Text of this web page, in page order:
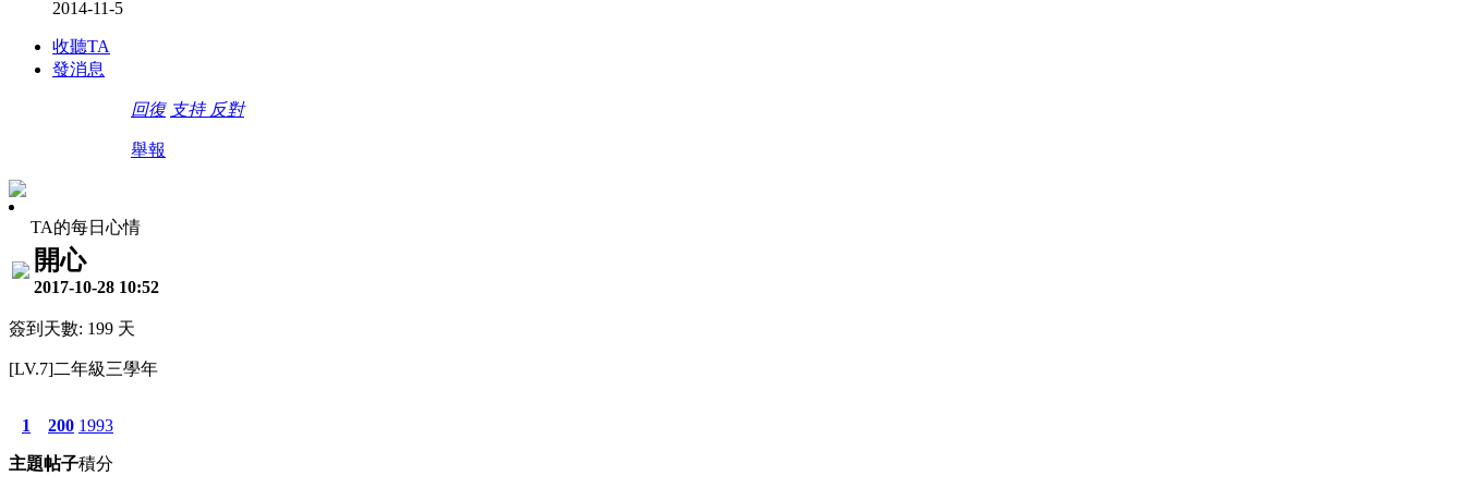
2014-11-5
收聽TA
發消息
回復 支持 反對
舉報
TA的每日心情
開心
2017-10-28 10:52
簽到天數: 199 天
[LV.7]二年級三學年
1
主題
200
帖子
1993
積分